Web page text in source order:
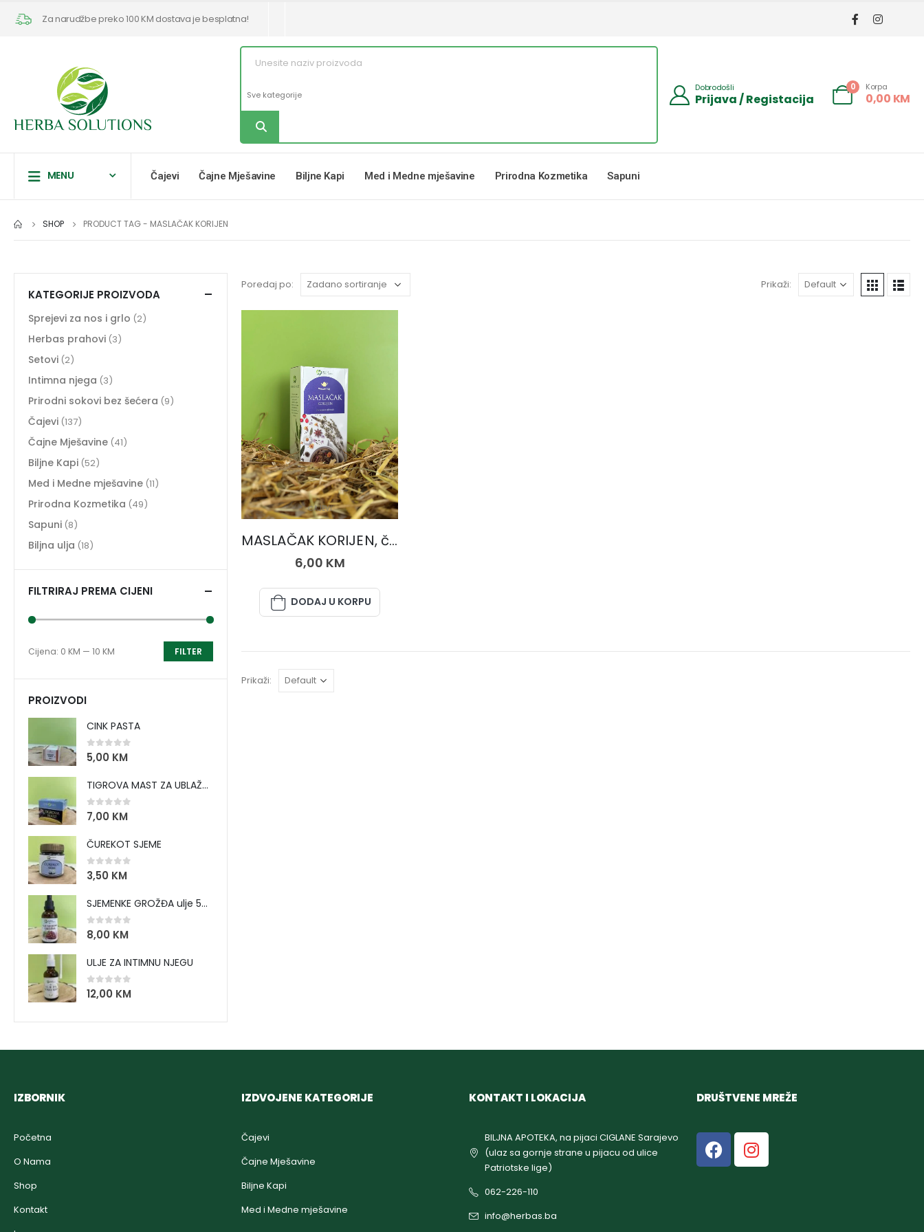
Za narudžbe preko 100 KM dostava je besplatna!
Dobrodošli
Prijava / Registacija
0 Korpa
0,00 KM
MENU Čajevi Čajne Mješavine Biljne Kapi Med i Medne mješavine Prirodna Kozmetika Sapuni
SHOP PRODUCT TAG - MASLAČAK KORIJEN
Poredaj po: Prikaži:
ČAJEVI
MASLAČAK KORIJEN, čaj 50 gr.
6,00 KM
DODAJ U KORPU
Prikaži:
KATEGORIJE PROIZVODA
Sprejevi za nos i grlo (2)
Herbas prahovi (3)
Setovi (2)
Intimna njega (3)
Prirodni sokovi bez šećera (9)
Čajevi (137)
Čajne Mješavine (41)
Biljne Kapi (52)
Med i Medne mješavine (11)
Prirodna Kozmetika (49)
Sapuni (8)
Biljna ulja (18)
FILTRIRAJ PREMA CIJENI
FILTER
Cijena: 0 KM — 10 KM
PROIZVODI
CINK PASTA
0 out of 5
5,00 KM
TIGROVA MAST ZA UBLAŽAVANJE BOLOVA I ZAGRIJAVANJE MIŠIĆA
0 out of 5
7,00 KM
ČUREKOT SJEME
0 out of 5
3,50 KM
SJEMENKE GROŽĐA ulje 50 ml
0 out of 5
8,00 KM
ULJE ZA INTIMNU NJEGU
0out of 5
12,00 KM
IZBORNIK
Početna
O Nama
Shop
Kontakt
IZDVOJENE KATEGORIJE
Čajevi
Čajne Mješavine
Biljne Kapi
Med i Medne mješavine
KONTAKT I LOKACIJA
BILJNA APOTEKA, na pijaci CIGLANE Sarajevo
(ulaz sa gornje strane u pijacu od ulice
Patriotske lige)
062-226-110
info@herbas.ba
DRUŠTVENE MREŽE